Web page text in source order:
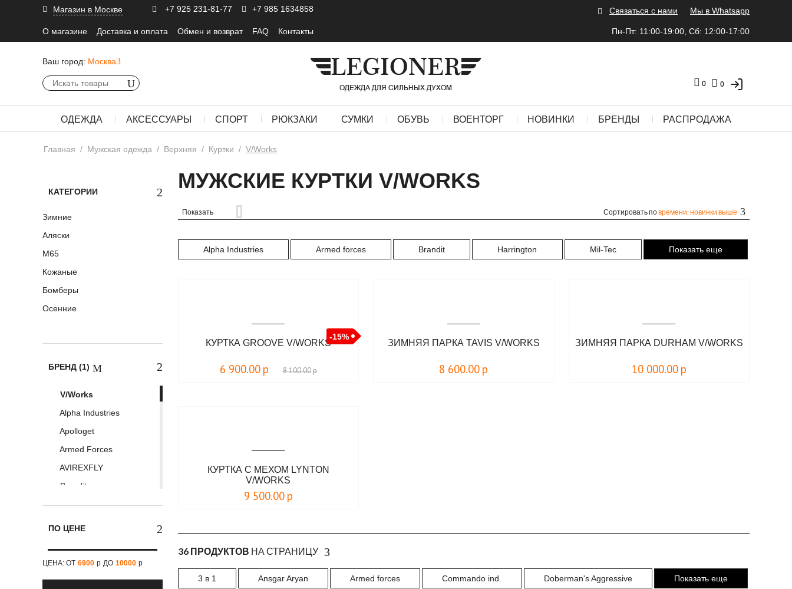
Магазин в Москве +7 925 231-81-77 +7 985 1634858 Связаться с нами Мы в Whatsapp
О магазине Доставка и оплата Обмен и возврат FAQ Контакты Пн-Пт: 11:00-19:00, Сб: 12:00-17:00
Ваш город: Москва
0
0
ОДЕЖДА АКСЕССУАРЫ СПОРТ РЮКЗАКИ СУМКИ ОБУВЬ ВОЕНТОРГ НОВИНКИ БРЕНДЫ РАСПРОДАЖА
Главная / Мужская одежда / Верхняя / Куртки / V/Works
КАТЕГОРИИ
Зимние
Аляски
М65
Кожаные
Бомберы
Осенние
БРЕНД (1)
V/Works
Alpha Industries
Apolloget
Armed Forces
AVIREXFLY
Brandit
Chameleon
Doberman's Aggressive
Erik and Sons
ПО ЦЕНЕ
ЦЕНА: ОТ 6900 р ДО 10000 р
МУЖСКИЕ КУРТКИ V/WORKS
Показать Сортировать повремени: новинки выше
Alpha Industries Armed forces Brandit Harrington Mil-Tec Показать еще
-15%
КУРТКА GROOVE V/WORKS
6 900.00 р 8 100.00р
ЗИМНЯЯ ПАРКА TAVIS V/WORKS
8 600.00 р
ЗИМНЯЯ ПАРКА DURHAM V/WORKS
10 000.00 р
КУРТКА С МЕХОМ LYNTON
V/WORKS
9 500.00 р
36 ПРОДУКТОВ НА СТРАНИЦУ
3 в 1 Ansgar Aryan Armed forces Commando ind. Doberman's Aggressive Показать еще